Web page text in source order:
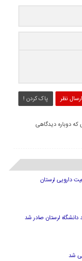
ارسال نظر پاک کردن !
که دوباره دیدگاهی